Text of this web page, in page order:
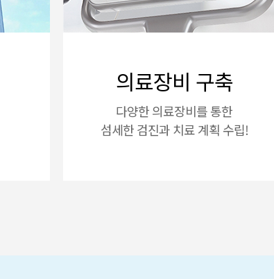
의료장비 구축
다양한 의료장비를 통한
섬세한 검진과 치료 계획 수립!